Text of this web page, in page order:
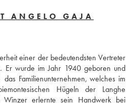
ANGELO GAJA
einer der bedeutendsten Vertreter
Er wurde im Jahr 1940 geboren und
Familienunternehmen, welches im
Hügeln der Langhe
Winzer erlernte sein Handwerk bei